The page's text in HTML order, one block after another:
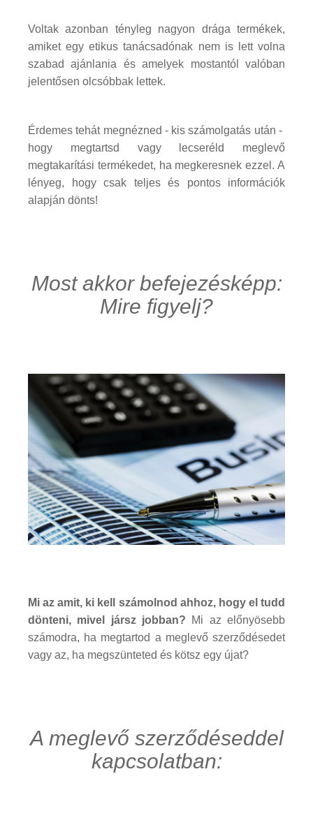
Voltak azonban tényleg nagyon drága termékek,
amiket egy etikus tanácsadónak nem is lett volna
szabad ajánlania és amelyek mostantól valóban
jelentősen olcsóbbak lettek.
Érdemes tehát megnézned - kis számolgatás után -
hogy megtartsd vagy lecseréld meglevő
megtakarítási termékedet, ha megkeresnek ezzel. A
lényeg, hogy csak teljes és pontos információk
alapján dönts!
Most akkor befejezésképp:
Mire figyelj?
Mi az amit, ki kell számolnod ahhoz, hogy el tudd
dönteni, mivel jársz jobban? Mi az előnyösebb
számodra, ha megtartod a meglevő szerződésedet
vagy az, ha megszünteted és kötsz egy újat?
A meglevő szerződéseddel
kapcsolatban: